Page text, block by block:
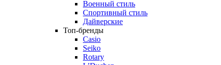
Военный стиль
Спортивный стиль
Дайверские
Топ-бренды
Casio
Seiko
Rotary